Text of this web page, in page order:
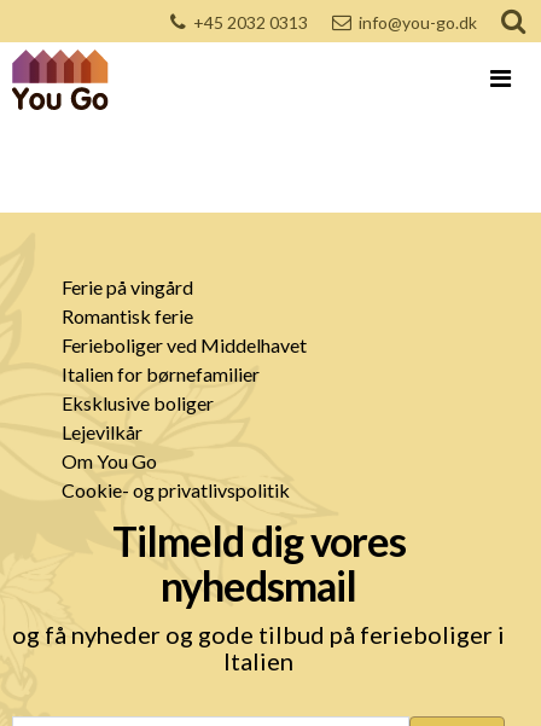
+45 2032 0313 info@you-go.dk
Ferie på vingård
Romantisk ferie
Ferieboliger ved Middelhavet
Italien for børnefamilier
Eksklusive boliger
Lejevilkår
Om You Go
Cookie- og privatlivspolitik
Tilmeld dig vores
nyhedsmail
og få nyheder og gode tilbud på ferieboliger i
Italien